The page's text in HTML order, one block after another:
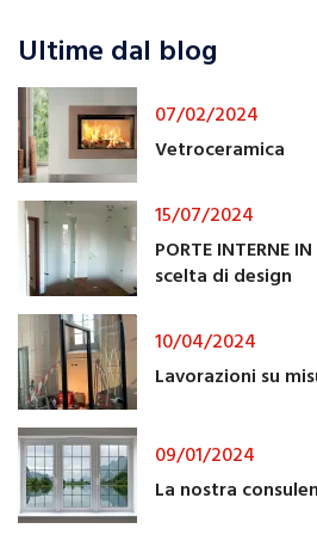
Ultime dal blog
07/02/2024
Vetroceramica
15/07/2024
PORTE INTERNE
scelta di design
10/04/2024
Lavorazioni su
09/01/2024
La nostra